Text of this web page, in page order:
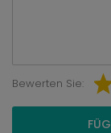
Bewerten Sie: